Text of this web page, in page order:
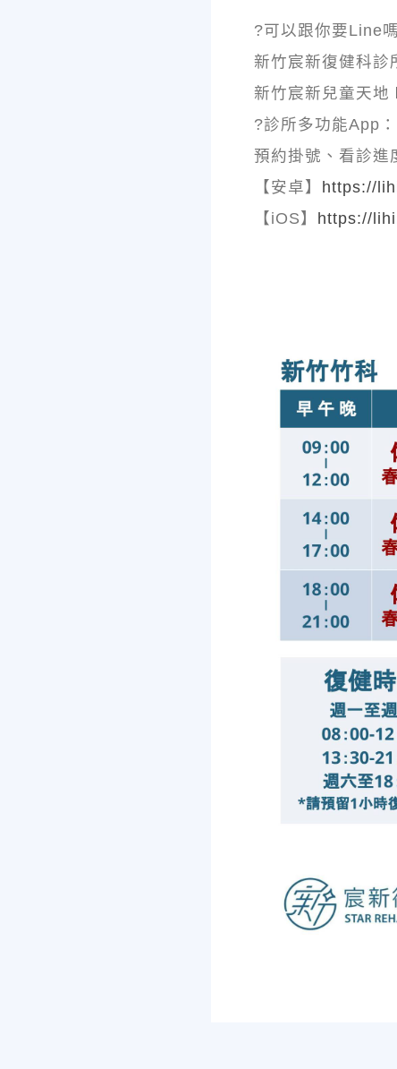
?可以跟你要Line
新竹宸新復健科診
新竹宸新兒童天地
?診所多功能App：
預約掛號、看診進
【安卓】 https://
【iOS】 https://